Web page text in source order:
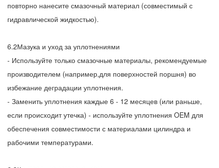
повторно нанесите смазочный материал (совместимый с
гидравлической жидкостью).
6.2Мазука и уход за уплотнениями
- Используйте только смазочные материалы, рекомендуемые
производителем (например,для поверхностей поршня) во
избежание деградации уплотнения.
- Заменить уплотнения каждые 6 - 12 месяцев (или раньше,
если происходит утечка) - используйте уплотнения OEM для
обеспечения совместимости с материалами цилиндра и
рабочими температурами.